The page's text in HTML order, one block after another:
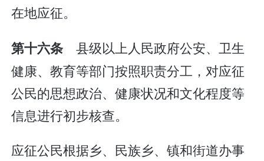
在地应征。
第十六条 县级以上人民政府公安、卫生
健康、教育等部门按照职责分工，对应征
公民的思想政治、健康状况和文化程度等
信息进行初步核查。
应征公民根据乡、民族乡、镇和街道办事